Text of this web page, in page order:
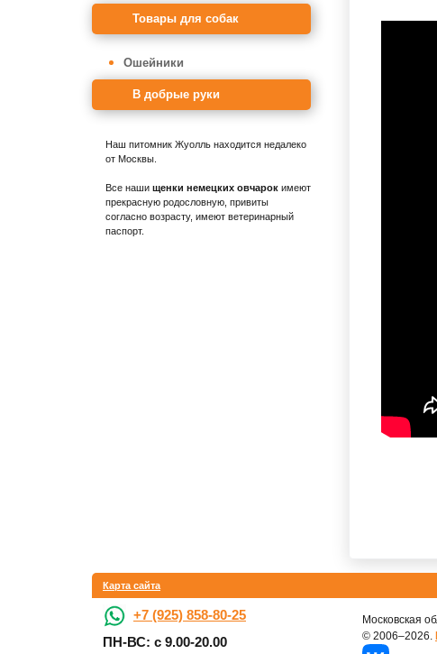
Товары для собак
Ошейники
В добрые руки
Наш питомник Жуолль находится недалеко
от Москвы.
Все наши щенки немецких овчарок имеют
прекрасную родословную, привиты
согласно возрасту, имеют ветеринарный
паспорт.
Карта сайта
+7 (925) 858-80-25
ПН-ВС: с 9.00-20.00
Московская
© 2006–2026.